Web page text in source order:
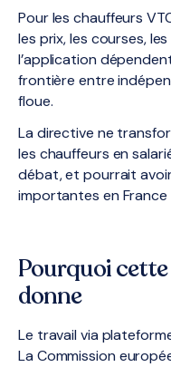
Pour les chauffeurs
les prix, les courses,
l’application
frontière entre
floue.
La directive ne
les chauffeurs en
débat, et pourrait
importantes en France
Pourquoi
donne
Le travail via
La Commission